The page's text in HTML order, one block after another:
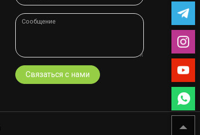
Связаться с нами